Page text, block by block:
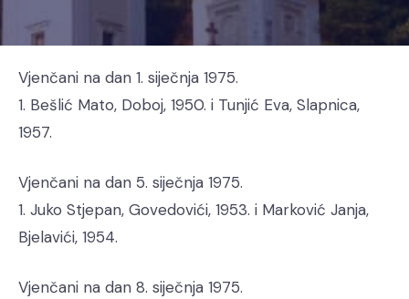
Vjenčani na dan 1. siječnja 1975.
1. Bešlić Mato, Doboj, 1950. i Tunjić Eva, Slapnica,
1957.
Vjenčani na dan 5. siječnja 1975.
1. Juko Stjepan, Govedovići, 1953. i Marković Janja,
Bjelavići, 1954.
Vjenčani na dan 8. siječnja 1975.